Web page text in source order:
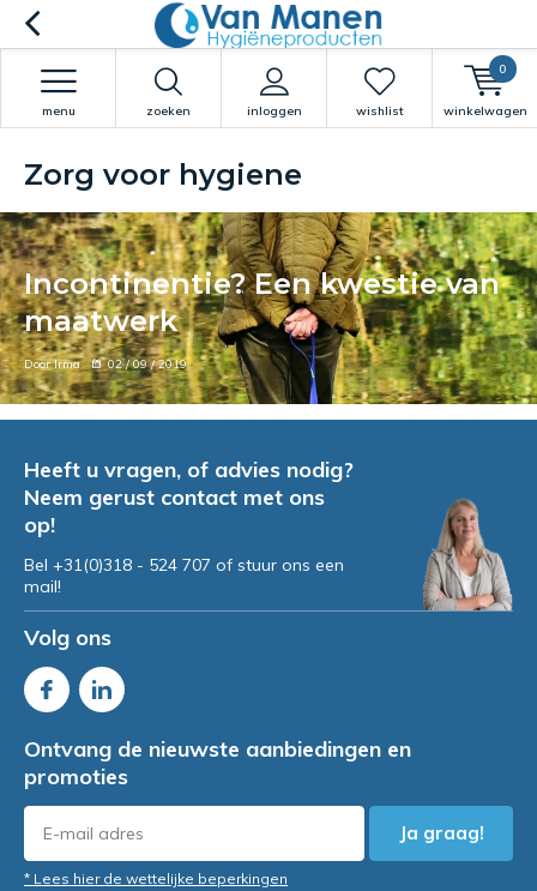
zoeken inloggen
menu wishlist winkelwagen
0
Zorg voor hygiene
Incontinentie? Een kwestie van
maatwerk
Door Irma 02 / 09 / 2019
Heeft u vragen, of advies nodig?
Neem gerust contact met ons
op!
Bel +31(0)318 - 524 707 of stuur ons een
mail!
Volg ons
Ontvang de nieuwste aanbiedingen en
promoties
Ja graag!
* Lees hier de wettelijke beperkingen